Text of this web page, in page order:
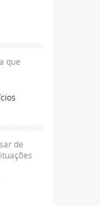
que
de